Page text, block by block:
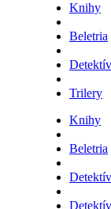
Knihy
Beletria
Trilery
Knihy
Beletria